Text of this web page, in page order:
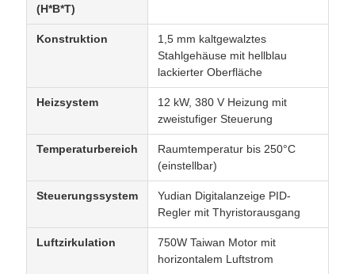
(H*B*T)
Konstruktion
1,5 mm kaltgewalztes
Stahlgehäuse mit hellblau
lackierter Oberfläche
Heizsystem
12 kW, 380 V Heizung mit
zweistufiger Steuerung
Temperaturbereich
Raumtemperatur bis 250°C
(einstellbar)
Steuerungssystem
Yudian Digitalanzeige PID-
Regler mit Thyristorausgang
Luftzirkulation
750W Taiwan Motor mit
horizontalem Luftstrom